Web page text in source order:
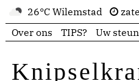
26°C Wilemstad
Over ons
TIPS? Uw steun